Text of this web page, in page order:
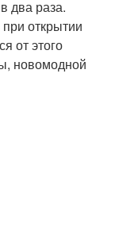
два раза.
открытии
от этого
новомодной